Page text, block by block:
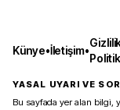
Künye•İletişim•
YASAL UYARI VE
Bu sayfada yer alan bilgi,